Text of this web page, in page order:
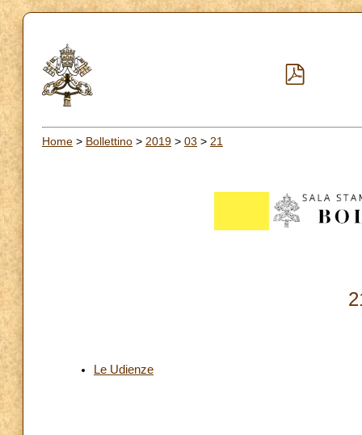
Home > Bollettino > 2019 > 03 > 21
Le Udienze